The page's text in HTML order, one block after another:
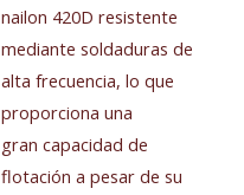
nailon 420D resistente
mediante soldaduras de
alta frecuencia, lo que
proporciona una
gran capacidad de
flotación a pesar de su